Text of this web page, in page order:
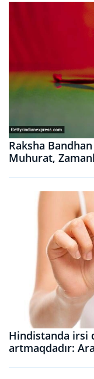
Raksha
Muhurat,
Hindistanda irsi
artmaqdadır: